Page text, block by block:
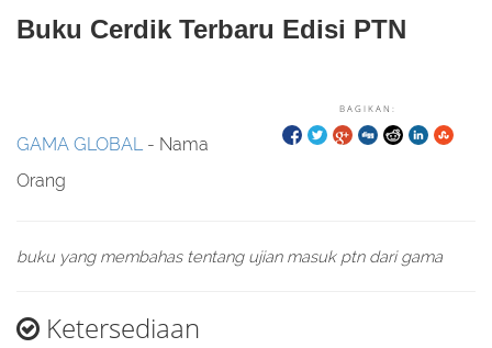
Buku Cerdik Terbaru Edisi PTN
BAGIKAN:
GAMA GLOBAL - Nama
Orang
buku yang membahas tentang ujian masuk ptn dari gama
Ketersediaan